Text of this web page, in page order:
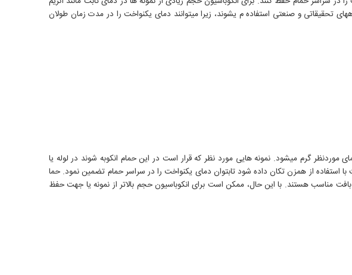
و صنعتی استفاده م یشوند، زیرا میتوانند دمای یکنواخت را در مدت زمان طولان
گرم میشود. نمونه هایی مورد نظر که قرار است در این حمام انکوبه شوند در لوله یا
از همزن تکان داده شود تابتوان دمای یکنواخت را در سراسر حمام تضمین نمود. حما
مناسب هستند. با این حال، ممکن است برای انکوباسیون حجم بالاتر از نمونه یا جهت حفظ